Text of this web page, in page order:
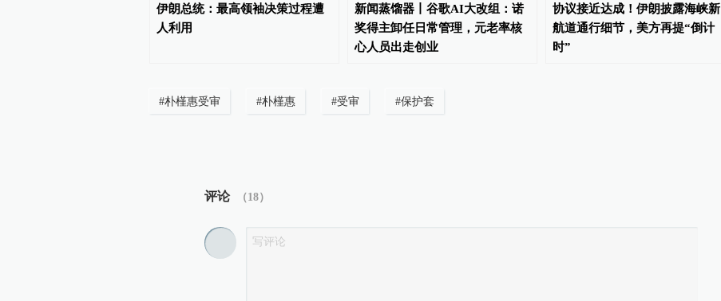
伊朗总统：最高领袖决策过程遭
人利用
新闻蒸馏器丨谷歌AI大改组：诺
奖得主卸任日常管理，元老率核
心人员出走创业
协议接近达成！伊朗披露海峡新
航道通行细节，美方再提“倒计
时”
#朴槿惠受审 #朴槿惠 #受审 #保护套
评论 （18）